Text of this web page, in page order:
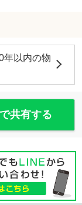
年以内の物
共有する